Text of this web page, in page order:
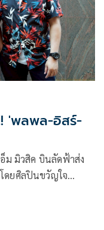
'พลพล-อิสร์-
ม มิวสิค บินลัดฟ้าส่ง
ดยศิลปินขวัญใจ